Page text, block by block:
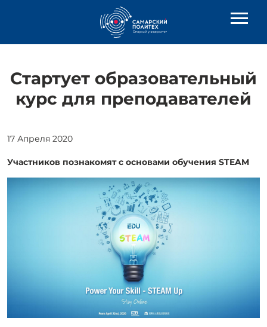
Стартует образовательный
курс для преподавателей
17 Апреля 2020
Участников познакомят с основами обучения STEAM